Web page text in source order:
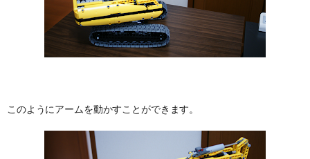
このようにアームを動かすことができます。